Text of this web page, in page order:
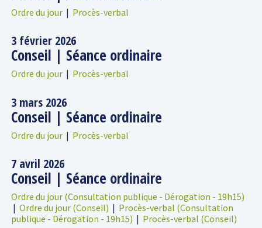
Ordre du jour| Procès-verbal
3 février 2026
Conseil | Séance ordinaire
Ordre du jour| Procès-verbal
3 mars 2026
Conseil | Séance ordinaire
Ordre du jour| Procès-verbal
7 avril 2026
Conseil | Séance ordinaire
Ordre du jour (Consultation publique - Dérogation - 19h15)
| Ordre du jour (Conseil) | Procès-verbal (Consultation
publique - Dérogation - 19h15) | Procès-verbal (Conseil)